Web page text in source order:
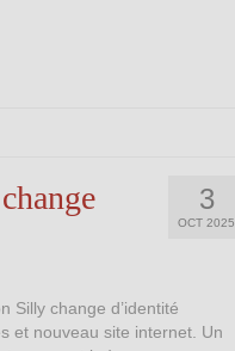
3
OCT 2025
Silly change d’identité
et nouveau site internet. Un